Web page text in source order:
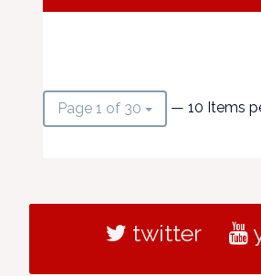
Page 1 of 30 — 10 Items
twitter